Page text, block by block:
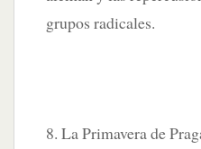
grupos radicales.
8. La Primavera de